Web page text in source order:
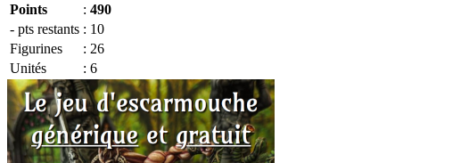
Points : 490
- pts restants : 10
Figurines
: 26
Unités
: 6